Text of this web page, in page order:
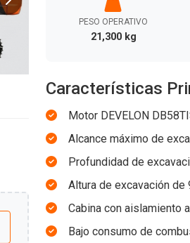
PESO OPERATIVO
21,300 kg
Características
Motor DEVELON
Alcance máximo de
Profundidad de
Altura de excavación de
Cabina con aislamiento
Bajo consumo de